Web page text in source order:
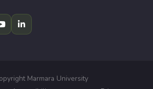
Marmara University